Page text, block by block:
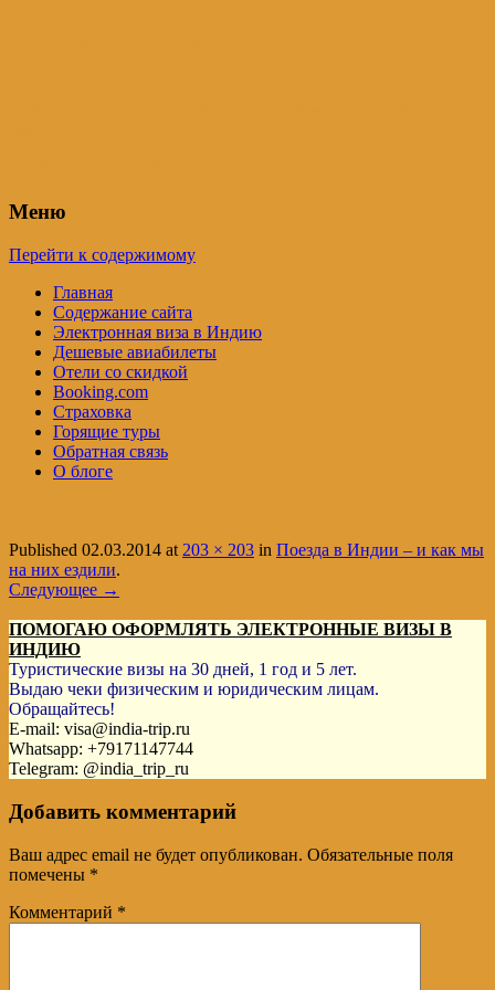
Меню
Перейти к содержимому
Главная
Содержание сайта
Электронная виза в Индию
Дешевые авиабилеты
Отели со скидкой
Booking.com
Страховка
Горящие туры
Обратная связь
О блоге
Published 02.03.2014 at203 × 203 in Поезда в Индии – и как мы
на них ездили.
Следующее →
ПОМОГАЮ ОФОРМЛЯТЬ ЭЛЕКТРОННЫЕ ВИЗЫ В
ИНДИЮ
Туристические визы на 30 дней, 1 год и 5 лет.
Выдаю чеки физическим и юридическим лицам.
Обращайтесь!
E-mail: visa@india-trip.ru
Whatsapp: +79171147744
Telegram: @india_trip_ru
Добавить комментарий
Ваш адрес email не будет опубликован. Обязательные поля
помечены *
Комментарий *